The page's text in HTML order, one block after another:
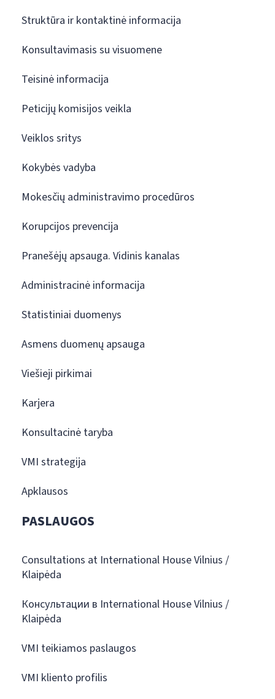
Struktūra ir kontaktinė informacija
Konsultavimasis su visuomene
Teisinė informacija
Peticijų komisijos veikla
Veiklos sritys
Kokybės vadyba
Mokesčių administravimo procedūros
Korupcijos prevencija
Pranešėjų apsauga. Vidinis kanalas
Administracinė informacija
Statistiniai duomenys
Asmens duomenų apsauga
Viešieji pirkimai
Karjera
Konsultacinė taryba
VMI strategija
Apklausos
PASLAUGOS
Consultations at International House Vilnius /
Klaipėda
Консультации в International House Vilnius /
Klaipėda
VMI teikiamos paslaugos
VMI kliento profilis